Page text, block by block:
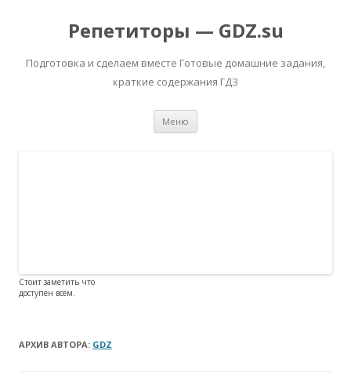
Репетиторы — GDZ.su
Подготовка и сделаем вместе Готовые домашние задания,
краткие содержания ГДЗ
Меню
Стоит заметить что
доступен всем.
АРХИВ АВТОРА: GDZ